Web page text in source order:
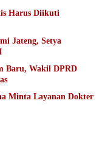
Harus Diikuti
Jateng, Setya
Baru, Wakil DPRD
Minta Layanan Dokter